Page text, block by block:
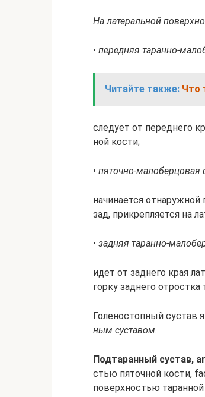
На ла­те­раль­ной
• пе­ред­няя та­ран­но-
Читайте также: Что
сле­ду­ет от пе­ред­не­го
ной кос­ти;
• пя­точ­но-ма­ло­бер­цо­вая
на­чи­на­ет­ся
зад, при­кре­п­ля­ет­ся на
• зад­няя та­ран­но-
идет от зад­не­го края
гор­ку зад­не­го от­ро­ст­ка
Го­ле­но­стоп­ный сус­тав
ным сус­та­вом.
Под­та­ран­ный сус­тав,
стью пя­точ­ной кос­ти,
по­верх­но­стью